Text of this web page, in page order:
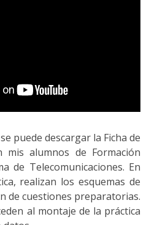
puede descargar la Ficha de
mis alumnos de Formación
de Telecomunicaciones. En
realizan los esquemas de
de cuestiones preparatorias.
al montaje de la práctica